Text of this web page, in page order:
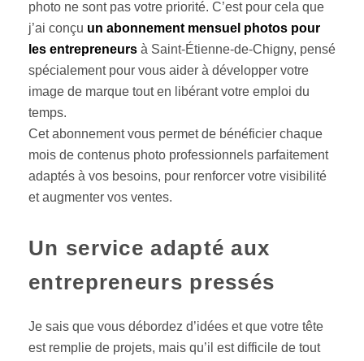
photo ne sont pas votre priorité. C’est pour cela que
j’ai conçu un abonnement mensuel photos pour
les entrepreneurs à Saint-Étienne-de-Chigny, pensé
spécialement pour vous aider à développer votre
image de marque tout en libérant votre emploi du
temps.
Cet abonnement vous permet de bénéficier chaque
mois de contenus photo professionnels parfaitement
adaptés à vos besoins, pour renforcer votre visibilité
et augmenter vos ventes.
Un service adapté aux
entrepreneurs pressés
Je sais que vous débordez d’idées et que votre tête
est remplie de projets, mais qu’il est difficile de tout